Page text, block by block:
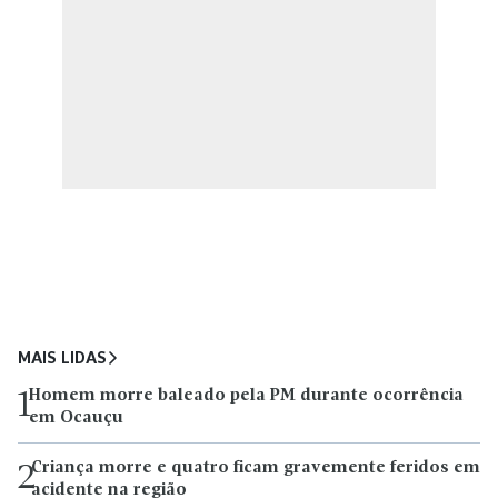
MAIS LIDAS
1Homem morre baleado pela PM durante ocorrência
em Ocauçu
2Criança morre e quatro ficam gravemente feridos em
acidente na região